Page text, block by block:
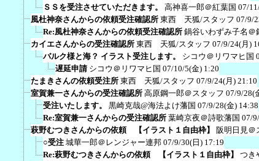
ＳＳを受注させていただきます。
高神喜一郎＠紅葉国 07/
風杜神奈さんからの依頼受注確認所 東西 天狐/スタッフ 07/9/
Re:風杜神奈さんからの依頼受注確認所 鍋谷いわずみ子名＠
カイエさんからの受注確認所 東西 天狐/スタッフ 07/9/24(月)
バルク様と海？ イラスト受注します。
シコウ＠リワマヒ国
遅延申請 シコウ＠リワマヒ国 07/10/5(金) 1:20
たまきさんの依頼受注所 東西 天狐/スタッフ 07/9/24(月) 21:10
室賀兼一さんからの受注確認所 高原鋼一郎＠スタッフ 07/9/28(
受注いたします。
黒崎克哉@海法よけ藩国 07/9/28(金) 14:38
Re:室賀兼一さんからの受注確認所 葉崎京夜＠詩歌藩国 07/
萩野むつきさんからの依頼 【イラスト１自由枠】
阪明日見＠
○受注 城華一郎＠レンジャー連邦 07/9/30(日) 17:19
Re:萩野むつきさんからの依頼 【イラスト１自由枠】
つき